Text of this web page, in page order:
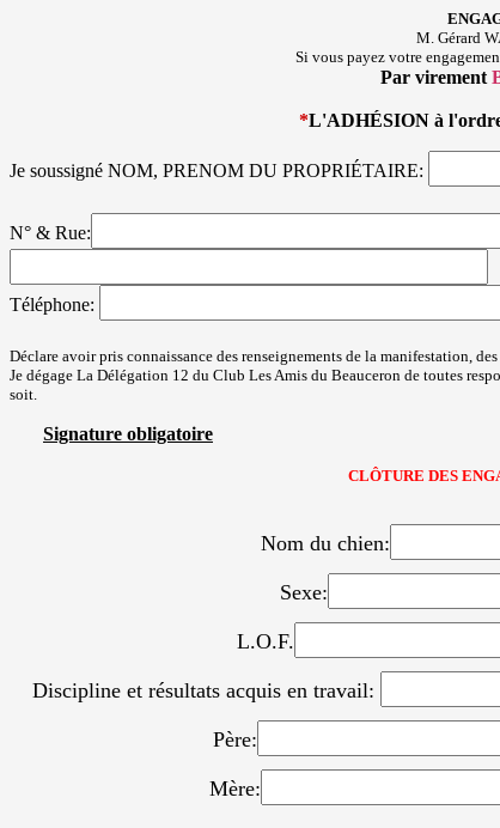
M. Gérard
Si vous payez votre
Par virement
*L'ADHÉSION à
Je soussigné NOM, PRENOM DU PROPRIÉTAIRE:
N° & Rue:
Téléphone:
Déclare avoir pris connaissance des renseignements de la manifestation,
Je dégage La Délégation 12 du Club Les Amis du Beauceron de toutes
soit.
Signature obligatoire
CLÔTURE DES
Nom du chien:
Sexe:
L.O.F.
Discipline et résultats acquis en travail:
Père:
Mère: